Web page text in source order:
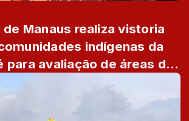
Manaus realiza vistoria
indígenas da
para avaliação de áreas de